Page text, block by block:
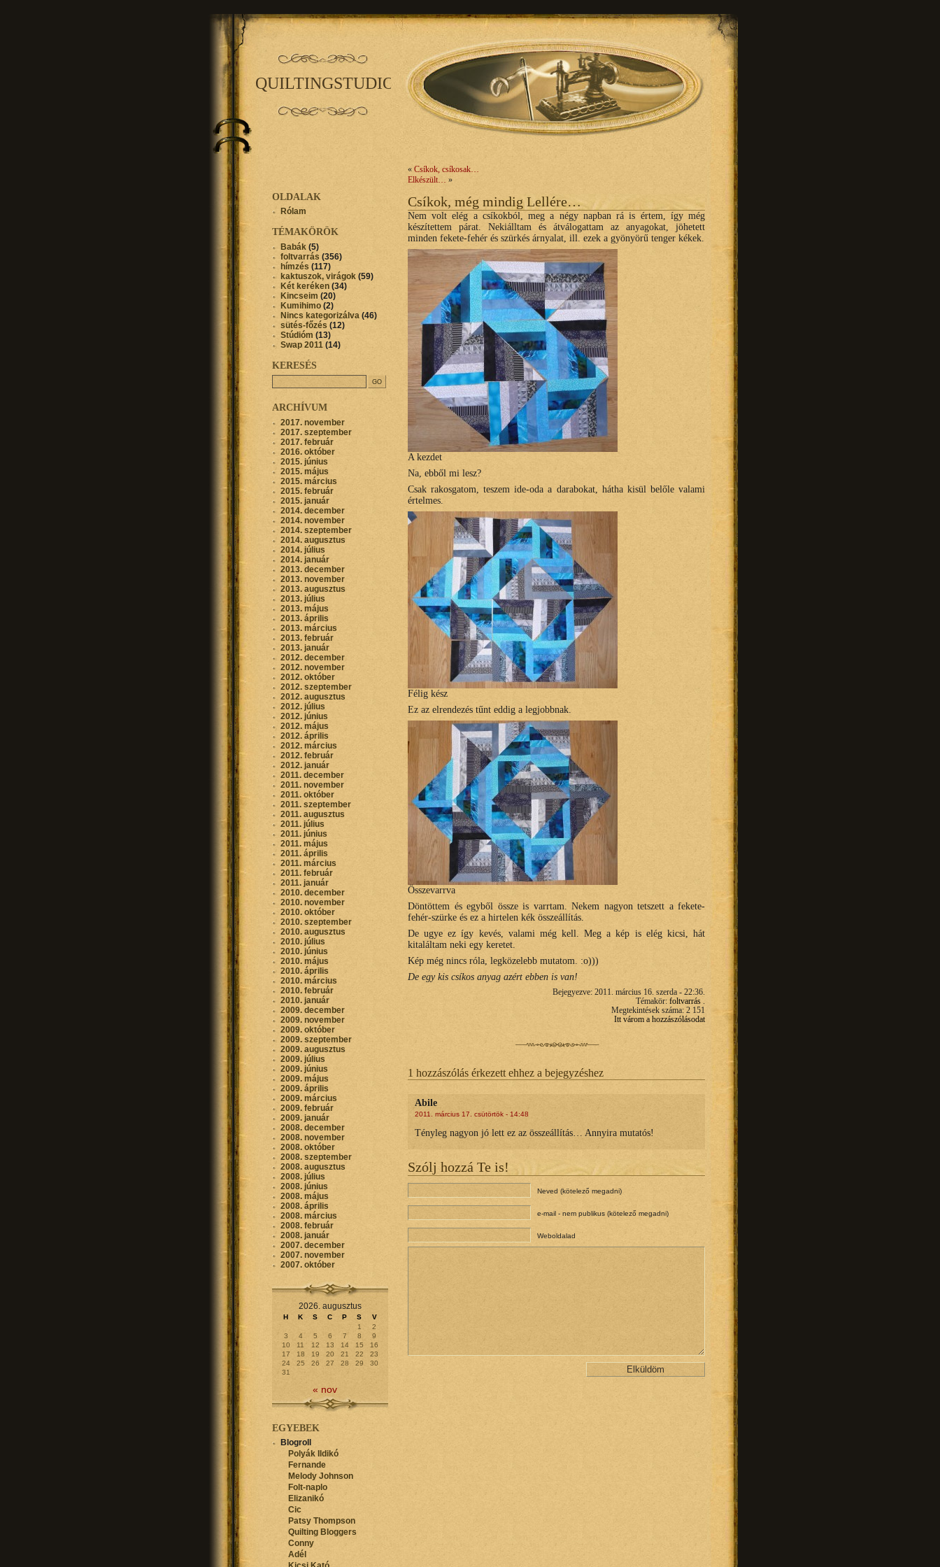
QUILTINGSTUDIO
« Csíkok, csíkosak…
Elkészült… »
Csíkok, még mindig Lellére…
Nem volt elég a csíkokból, meg a négy napban rá is értem, így még
készítettem párat. Nekiálltam és átválogattam az anyagokat, jöhetett
minden fekete-fehér és szürkés árnyalat, ill. ezek a gyönyörű tenger kékek.
A kezdet
Na, ebből mi lesz?
Csak rakosgatom, teszem ide-oda a darabokat, hátha kisül belőle valami
értelmes.
Félig kész
Ez az elrendezés tűnt eddig a legjobbnak.
Összevarrva
Döntöttem és egyből össze is varrtam. Nekem nagyon tetszett a fekete-
fehér-szürke és ez a hirtelen kék összeállítás.
De ugye ez így kevés, valami még kell. Meg a kép is elég kicsi, hát
kitaláltam neki egy keretet.
Kép még nincs róla, legközelebb mutatom. :o)))
De egy kis csíkos anyag azért ebben is van!
Bejegyezve: 2011. március 16. szerda - 22:36.
Témakör: foltvarrás .
Megtekintések száma: 2 151
Itt várom a hozzászólásodat
1 hozzászólás érkezett ehhez a bejegyzéshez
Abile
2011. március 17. csütörtök - 14:48
Tényleg nagyon jó lett ez az összeállítás… Annyira mutatós!
Szólj hozzá Te is!
Neved (kötelező megadni)
e-mail - nem publikus (kötelező megadni)
Weboldalad
OLDALAK
Rólam
TÉMAKÖRÖK
Babák (5)
foltvarrás (356)
hímzés (117)
kaktuszok, virágok (59)
Két keréken (34)
Kincseim (20)
Kumihimo (2)
Nincs kategorizálva (46)
sütés-főzés (12)
Stúdióm (13)
Swap 2011 (14)
KERESÉS
ARCHÍVUM
2017. november
2017. szeptember
2017. február
2016. október
2015. június
2015. május
2015. március
2015. február
2015. január
2014. december
2014. november
2014. szeptember
2014. augusztus
2014. július
2014. január
2013. december
2013. november
2013. augusztus
2013. július
2013. május
2013. április
2013. március
2013. február
2013. január
2012. december
2012. november
2012. október
2012. szeptember
2012. augusztus
2012. július
2012. június
2012. május
2012. április
2012. március
2012. február
2012. január
2011. december
2011. november
2011. október
2011. szeptember
2011. augusztus
2011. július
2011. június
2011. május
2011. április
2011. március
2011. február
2011. január
2010. december
2010. november
2010. október
2010. szeptember
2010. augusztus
2010. július
2010. június
2010. május
2010. április
2010. március
2010. február
2010. január
2009. december
2009. november
2009. október
2009. szeptember
2009. augusztus
2009. július
2009. június
2009. május
2009. április
2009. március
2009. február
2009. január
2008. december
2008. november
2008. október
2008. szeptember
2008. augusztus
2008. július
2008. június
2008. május
2008. április
2008. március
2008. február
2008. január
2007. december
2007. november
2007. október
2026. augusztus
H K S C P S
V
1
2
3
4 5 6 7 8
9
10
11 12 13 14 15
16
17
18 19 20 21 22
23
24
25 26 27 28 29
30
31
« nov
EGYEBEK
Blogroll
Polyák Ildikó
Fernande
Melody Johnson
Folt-naplo
Elizanikó
Cic
Patsy Thompson
Quilting Bloggers
Conny
Adél